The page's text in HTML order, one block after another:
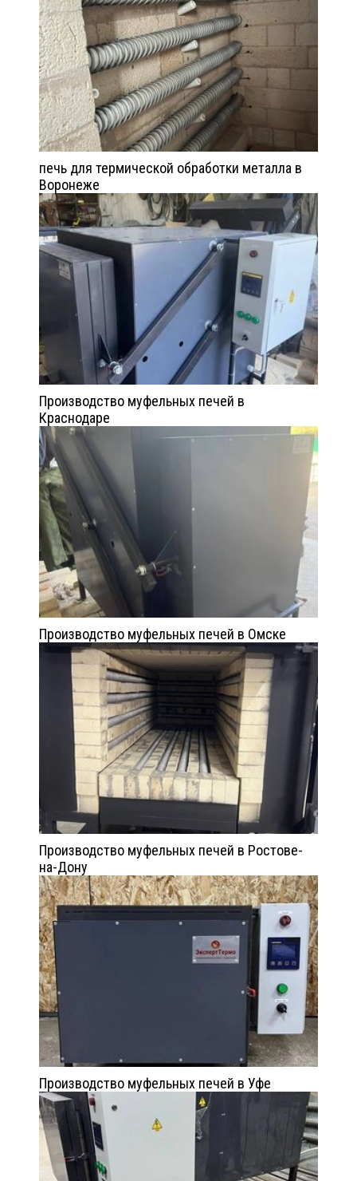
печь для термической обработки металла в
Воронеже
Производство муфельных печей в
Краснодаре
Производство муфельных печей в Омске
Производство муфельных печей в Ростове-
на-Дону
Производство муфельных печей в Уфе